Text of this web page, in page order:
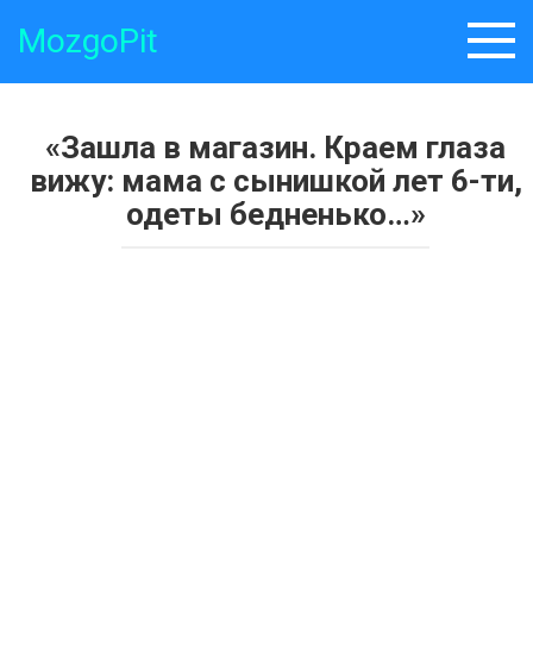
MozgoPit
«Зашла в магазин. Краем глаза
вижу: мама с сынишкой лет 6-ти,
одеты бедненько…»